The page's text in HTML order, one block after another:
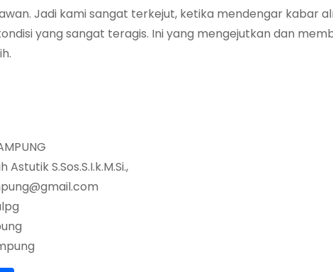
Jadi kami sangat terkejut, ketika mendengar kabar
yang sangat teragis. Ini yang mengejutkan dan
S.Sos.S.I.k.M.Si.,